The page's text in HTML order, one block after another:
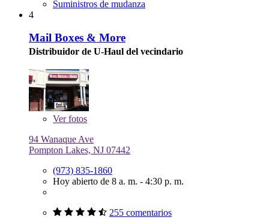
Suministros de mudanza
4
Mail Boxes & More
Distribuidor de U-Haul del vecindario
Verfotos
94 Wanaque Ave
Pompton Lakes, NJ 07442
(973) 835-1860
Hoy abierto de 8 a. m. - 4:30 p. m.
255 comentarios